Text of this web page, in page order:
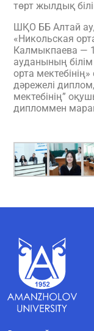
төрт жылдық
ШҚО ББ Алтай
«Никольская
Калмыкпаева —
ауданының
орта
дәрежелі
мектебінің”
дипломмен